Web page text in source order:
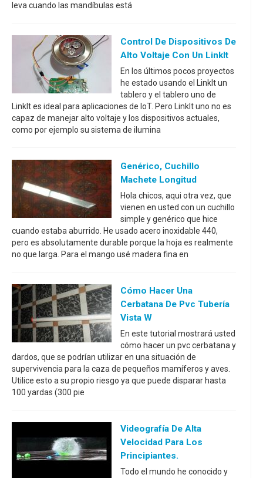
leva cuando las mandíbulas está
Control De Dispositivos De
Alto Voltaje Con Un LinkIt
En los últimos pocos proyectos
he estado usando el LinkIt un
tablero y el tablero uno de
LinkIt es ideal para aplicaciones de IoT. Pero LinkIt uno no es
capaz de manejar alto voltaje y los dispositivos actuales,
como por ejemplo su sistema de ilumina
Genérico, Cuchillo
Machete Longitud
Hola chicos, aqui otra vez, que
vienen en usted con un cuchillo
simple y genérico que hice
cuando estaba aburrido. He usado acero inoxidable 440,
pero es absolutamente durable porque la hoja es realmente
no que larga. Para el mango usé madera fina en
Cómo Hacer Una
Cerbatana De Pvc Tubería
Vista W
En este tutorial mostrará usted
cómo hacer un pvc cerbatana y
dardos, que se podrían utilizar en una situación de
supervivencia para la caza de pequeños mamíferos y aves.
Utilice esto a su propio riesgo ya que puede disparar hasta
100 yardas (300 pie
Videografía De Alta
Velocidad Para Los
Principiantes.
Todo el mundo he conocido y